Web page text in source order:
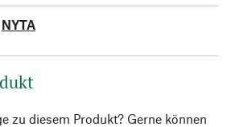
NYTA
zu diesem Produkt? Gerne können